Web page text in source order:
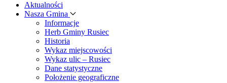
Aktualności
Nasza Gmina
Informacje
Herb Gminy Rusiec
Historia
Wykaz miejscowości
Wykaz ulic – Rusiec
Dane statystyczne
Położenie geograficzne